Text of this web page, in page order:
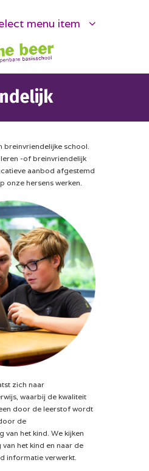
menu item
breinvriendelijke school.
-of breinvriendelijk
aanbod afgestemd
onze hersens werken.
zich naar
waarbij de kwaliteit
door de leerstof wordt
de
van het kind. We kijken
het kind en naar de
informatie verwerkt.